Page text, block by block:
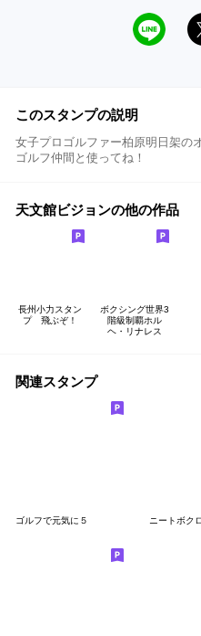
このスタンプの説明
女子プロゴルファー柏原明日架の
ゴルフ仲間と使ってね！
天文館ビジョンの他の作品
長州小力スタン
プ 飛ぶぞ！
ボクシング世界3
階級制覇ホル
ヘ・リナレス
関連スタンプ
ゴルフで元気に５